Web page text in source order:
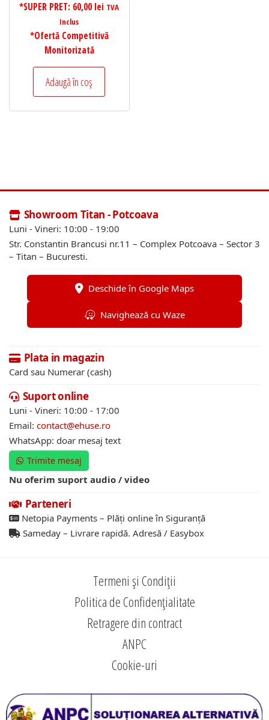
*SUPER PRET: 60,00 lei TVA
Inclus
*Ofertă Competitivă
Monitorizată
Adaugă în coș
Showroom Titan - Potcoava
Luni - Vineri: 10:00 - 19:00
Str. Constantin Brancusi nr.11 – Complex Potcoava – Sector 3
– Titan – Bucuresti.
Deschide în Google Maps
Navighează cu Waze
Plata in magazin
Card sau Numerar (cash)
Suport online
Luni - Vineri: 10:00 - 17:00
Email: contact@ehuse.ro
WhatsApp: doar mesaj text
Trimite mesaj
Nu oferim suport audio / video
Parteneri
Netopia Payments – Plăți online în Siguranță
Sameday – Livrare rapidă. Adresă / Easybox
Termeni și Condiții
Politica de Confidențialitate
Retragere din contract
ANPC
Cookie-uri